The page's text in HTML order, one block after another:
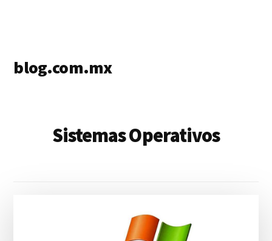
blog.com.mx
Sistemas Operativos